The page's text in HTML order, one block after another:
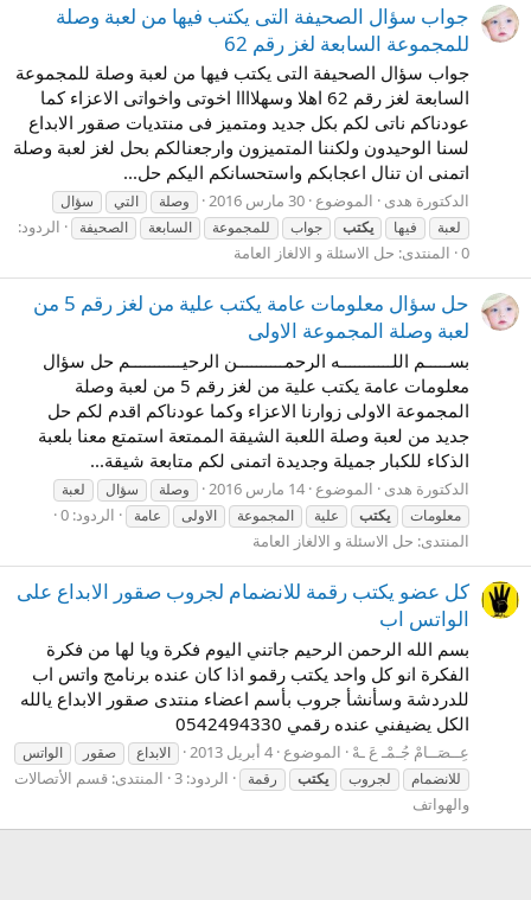
جواب سؤال الصحيفة التى يكتب فيها من لعبة وصلة
للمجموعة السابعة لغز رقم 62
جواب سؤال الصحيفة التى يكتب فيها من لعبة وصلة للمجموعة
السابعة لغز رقم 62 اهلا وسهلاااا اخوتى واخواتى الاعزاء كما
عودناكم ناتى لكم بكل جديد ومتميز فى منتديات صقور الابداع
لسنا الوحيدون ولكننا المتميزون وارجعنالكم بحل لغز لعبة وصلة
اتمنى ان تنال اعجابكم واستحسانكم اليكم حل...
الدكتورة هدى الموضوع 30 مارس 2016 وصلة التي
سؤال
لعبة
فيها يكتب جواب للمجموعة السابعة الصحيفة
الردود:
0 المنتدى: حل الاسئلة و الالغاز العامة
حل سؤال معلومات عامة يكتب علية من لغز رقم 5 من
لعبة وصلة المجموعة الاولى
بســـــم اللـــــــــــه الرحمــــــــــن الرحيـــــــــــم حل سؤال
معلومات عامة يكتب علية من لغز رقم 5 من لعبة وصلة
المجموعة الاولى زوارنا الاعزاء وكما عودناكم اقدم لكم حل
جديد من لعبة وصلة اللعبة الشيقة الممتعة استمتع معنا بلعبة
الذكاء للكبار جميلة وجديدة اتمنى لكم متابعة شيقة...
الدكتورة هدى الموضوع 14 مارس 2016 وصلة سؤال
لعبة
معلومات
يكتب علية المجموعة الاولى عامة
الردود: 0
المنتدى: حل الاسئلة و الالغاز العامة
كل عضو يكتب رقمة للانضمام لجروب صقور الابداع على
الواتس اب
بسم الله الرحمن الرحيم جاتني اليوم فكرة ويا لها من فكرة
الفكرة انو كل واحد يكتب رقمو اذا كان عنده برنامج واتس اب
للدردشة وسأنشأ جروب بأسم اعضاء منتدى صقور الابداع يالله
الكل يضيفني عنده رقمي 0542494330
عِــصَــامْ جُـمْـ عَ ـهْ الموضوع 4 أبريل 2013 الابداع صقور
الواتس
للانضمام
لجروب يكتب رقمة الردود: 3 المنتدى: قسم الأتصالات
والهواتف